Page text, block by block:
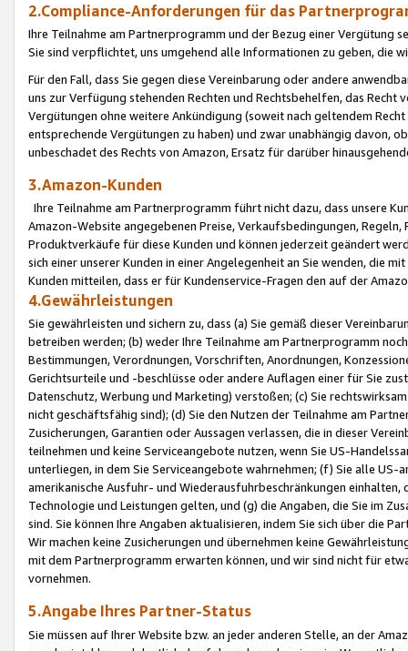
2.Compliance-Anforderungen für das
Ihre Teilnahme am Partnerprogramm und der Bezug einer Vergütung
Sie sind verpflichtet, uns umgehend alle Informationen zu geben, die
Für den Fall, dass Sie gegen diese Vereinbarung oder andere
uns zur Verfügung stehenden Rechten und Rechtsbehelfen, das
Vergütungen ohne weitere Ankündigung (soweit nach geltendem
entsprechende Vergütungen zu haben) und zwar unabhängig davon,
unbeschadet des Rechts von Amazon, Ersatz für darüber
3.Amazon-Kunden
Ihre Teilnahme am Partnerprogramm führt nicht dazu, dass unsere
Amazon-Website angegebenen Preise, Verkaufsbedingungen,
Produktverkäufe für diese Kunden und können jederzeit geändert
sich einer unserer Kunden in einer Angelegenheit an Sie wenden, die
Kunden mitteilen, dass er für Kundenservice-Fragen den auf der
4.Gewährleistungen
Sie gewährleisten und sichern zu, dass (a) Sie gemäß dieser
betreiben werden; (b) weder Ihre Teilnahme am Partnerprogramm
Bestimmungen, Verordnungen, Vorschriften, Anordnungen,
Gerichtsurteile und -beschlüsse oder andere Auflagen einer für Sie
Datenschutz, Werbung und Marketing) verstoßen; (c) Sie
nicht geschäftsfähig sind); (d) Sie den Nutzen der Teilnahme am
Zusicherungen, Garantien oder Aussagen verlassen, die in dieser
teilnehmen und keine Serviceangebote nutzen, wenn Sie US-
unterliegen, in dem Sie Serviceangebote wahrnehmen; (f) Sie alle
amerikanische Ausfuhr- und Wiederausfuhrbeschränkungen
Technologie und Leistungen gelten, und (g) die Angaben, die Sie im
sind. Sie können Ihre Angaben aktualisieren, indem Sie sich über die
Wir machen keine Zusicherungen und übernehmen keine
mit dem Partnerprogramm erwarten können, und wir sind nicht für
vornehmen.
5.Angabe Ihres Partner-Status
Sie müssen auf Ihrer Website bzw. an jeder anderen Stelle, an der